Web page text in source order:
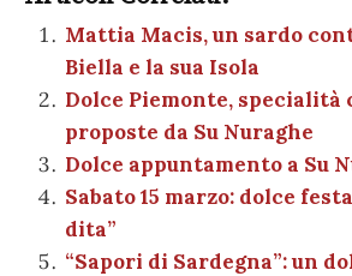
b
o
o
k
r t A
p
p
l di
vi
di
Mattia Macis, un sardo
Biella e la sua Isola
Dolce Piemonte,
proposte da Su Nuraghe
Dolce appuntamento a Su
Sabato 15 marzo: dolce
dita”
“Sapori di Sardegna”: un